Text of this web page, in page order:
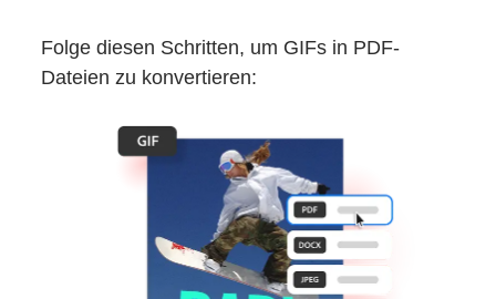
Folge diesen Schritten, um GIFs in PDF-
Dateien zu konvertieren: